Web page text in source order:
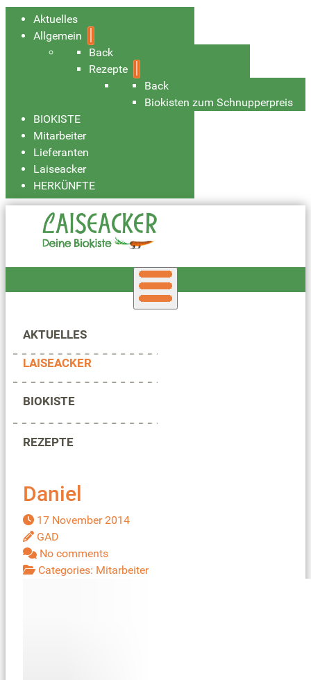
Aktuelles
Allgemein
Back
Rezepte
Back
Biokisten zum Schnupperpreis
BIOKISTE
Mitarbeiter
Lieferanten
Laiseacker
HERKÜNFTE
AKTUELLES
LAISEACKER
BIOKISTE
REZEPTE
Daniel
17 November 2014
GAD
No comments
Categories: Mitarbeiter